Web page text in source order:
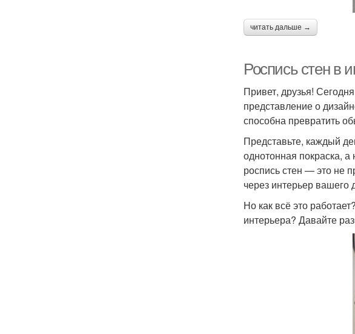
читать дальше →
Роспись стен в
Привет, друзья!
представление о
способна превратить
Представьте, каждый
однотонная покраска,
роспись стен — это не
через интерьер вашего
Но как всё это
интерьера? Давайте